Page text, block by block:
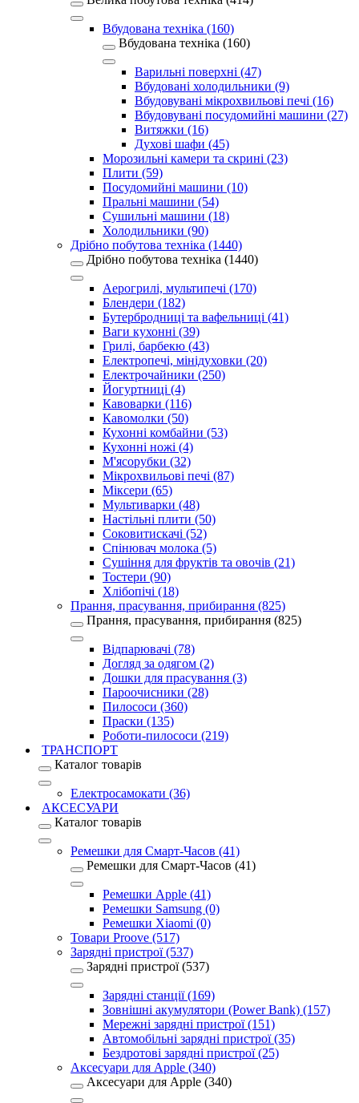
Вбудована техніка (160)
Вбудована техніка (160)
Варильні поверхні (47)
Вбудовані холодильники (9)
Вбудовувані мікрохвильові печі (16)
Вбудовувані посудомийні машини (27)
Витяжки (16)
Духові шафи (45)
Морозильні камери та скрині (23)
Плити (59)
Посудомийні машини (10)
Пральні машини (54)
Сушильні машини (18)
Холодильники (90)
Дрібно побутова техніка (1440)
Дрібно побутова техніка (1440)
Аерогрилі, мультипечі (170)
Блендери (182)
Бутербродниці та вафельниці (41)
Ваги кухонні (39)
Грилі, барбекю (43)
Електропечі, мінідуховки (20)
Електрочайники (250)
Йогуртниці (4)
Кавоварки (116)
Кавомолки (50)
Кухонні комбайни (53)
Кухонні ножі (4)
М'ясорубки (32)
Мікрохвильові печі (87)
Міксери (65)
Мультиварки (48)
Настільні плити (50)
Соковитискачі (52)
Спінювач молока (5)
Сушіння для фруктів та овочів (21)
Тостери (90)
Хлібопічі (18)
Прання, прасування, прибирання (825)
Прання, прасування, прибирання (825)
Відпарювачі (78)
Догляд за одягом (2)
Дошки для прасування (3)
Пароочисники (28)
Пилососи (360)
Праски (135)
Роботи-пилососи (219)
ТРАНСПОРТ
Каталог товарів
Електросамокати (36)
АКСЕСУАРИ
Каталог товарів
Ремешки для Смарт-Часов (41)
Ремешки для Смарт-Часов (41)
Ремешки Apple (41)
Ремешки Samsung (0)
Ремешки Xiaomi (0)
Товари Proove (517)
Зарядні пристрої (537)
Зарядні пристрої (537)
Зарядні станції (169)
Зовнішні акумулятори (Power Bank) (157)
Мережні зарядні пристрої (151)
Автомобільні зарядні пристрої (35)
Бездротові зарядні пристрої (25)
Аксесуари для Apple (340)
Аксесуари для Apple (340)